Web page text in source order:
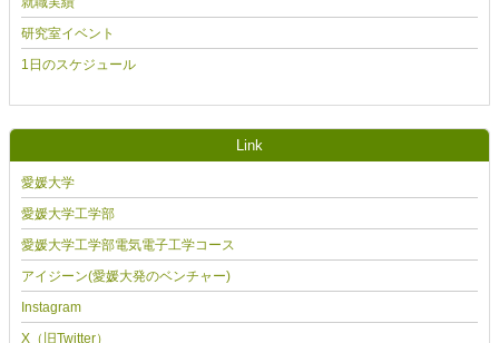
研究室イベント
1日のスケジュール
Link
愛媛大学
愛媛大学工学部
愛媛大学工学部電気電子工学コース
アイジーン(愛媛大発のベンチャー)
Instagram
X（旧Twitter）